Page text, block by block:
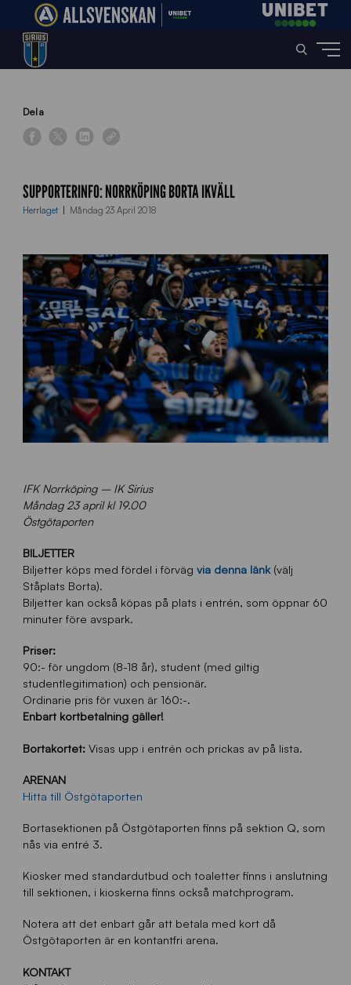
Home»
Dela
SUPPORTERINFO: NORRKÖPING BORTA IKVÄLL
Herrlaget Måndag 23 April 2018
IFK Norrköping – IK Sirius
Måndag 23 april kl 19.00
Östgötaporten
BILJETTER
Biljetter köps med fördel i förväg via denna länk(välj
Ståplats Borta).
Biljetter kan också köpas på plats i entrén, som öppnar 60
minuter före avspark.
Priser:
90:- för ungdom (8-18 år), student (med giltig
studentlegitimation) och pensionär.
Ordinarie pris för vuxen är 160:-.
Enbart kortbetalning gäller!
Bortakortet: Visas upp i entrén och prickas av på lista.
ARENAN
Hitta till Östgötaporten
Bortasektionen på Östgötaporten finns på sektion Q, som
nås via entré 3.
Kiosker med standardutbud och toaletter finns i anslutning
till sektionen, i kioskerna finns också matchprogram.
Notera att det enbart går att betala med kort då
Östgötaporten är en kontantfri arena.
KONTAKT